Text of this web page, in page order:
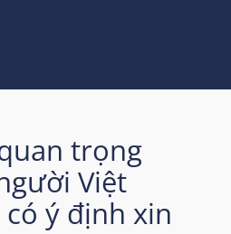
trọng
Việt
ý định xin